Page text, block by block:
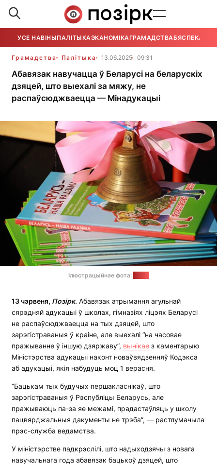
УСЕ НАВІНЫПАЛІТЫКАЭКАНОМІКАГРАМАДСТВАБЯСПЕКА
Грамадства Палітыка 13.06.2025 09:31
Абавязак навучацца ў Беларусі на беларускіх
дзяцей, што выехалі за мяжу, не
распаўсюджваецца — Мінадукацыі
Ілюстрацыйнае фота:
13 чэрвеня, Позірк. Абавязак атрымання агульнай
сярэдняй адукацыі ў школах, гімназіях ліцэях Беларусі
не распаўсюджваецца на тых дзяцей, што
зарэгістраваныя ў краіне, але выехалі “на часовае
пражыванне ў іншую дзяржаву”, вынікае з каментарыю
Міністэрства адукацыі наконт новаўвядзенняў Кодэкса
аб адукацыі, якія набудуць моц 1 верасня.
“Бацькам тых будучых першакласнікаў, што
зарэгістраваныя ў Рэспубліцы Беларусь, але
пражываюць па-за яе межамі, прадастаўляць у школу
пацвярджальныя дакументы не трэба”, — растлумачыла
прэс-служба ведамства.
У міністэрстве падкрэслілі, што надыходзячы з новага
навучальнага года абавязак бацькоў дзяцей, што